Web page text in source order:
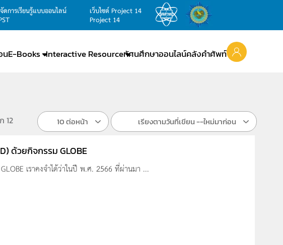
ดการเรียนรู้แบบออนไลน์
เว็บไซต์ Project 14
Project 14
นE-Books Interactive Resourceทัศนศึกษาออนไลน์คลังคำศัพท์
12 10 ต่อหน้า เรียงตามวันที่เขียน --ใหม่มาก่อน
ด้วยกิจกรรม GLOBE
เราคงจำได้ว่าในปี พ.ศ. 2566 ที่ผ่านมา ...